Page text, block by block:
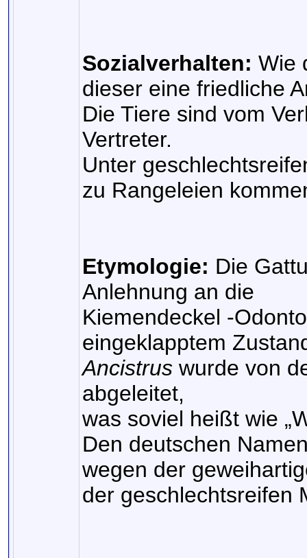
Sozialverhalten: Wie
dieser eine friedliche
Die Tiere sind vom
Vertreter.
Unter
zu Rangeleien
Etymologie: Die
Anlehnung an die
Kiemendeckel -
eingeklapptem
Ancistrus wurde von
abgeleitet,
was soviel heißt wie
Den deutschen
wegen der
der geschlechtsreifen